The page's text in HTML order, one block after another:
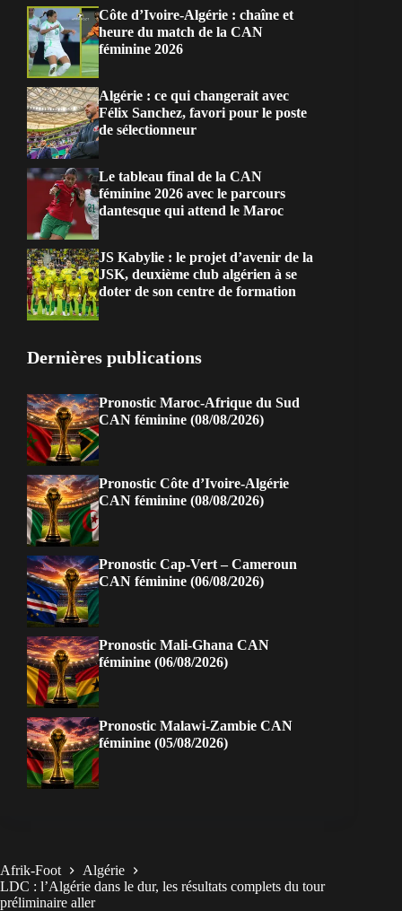
Côte d’Ivoire-Algérie : chaîne et
heure du match de la CAN
féminine 2026
Algérie : ce qui changerait avec
Félix Sanchez, favori pour le poste
de sélectionneur
Le tableau final de la CAN
féminine 2026 avec le parcours
dantesque qui attend le Maroc
JS Kabylie : le projet d’avenir de la
JSK, deuxième club algérien à se
doter de son centre de formation
Dernières publications
Pronostic Maroc-Afrique du Sud
CAN féminine (08/08/2026)
Pronostic Côte d’Ivoire-Algérie
CAN féminine (08/08/2026)
Pronostic Cap-Vert – Cameroun
CAN féminine (06/08/2026)
Pronostic Mali-Ghana CAN
féminine (06/08/2026)
Pronostic Malawi-Zambie CAN
féminine (05/08/2026)
Afrik-Foot
Algérie
LDC : l’Algérie dans le dur, les résultats complets du tour
préliminaire aller